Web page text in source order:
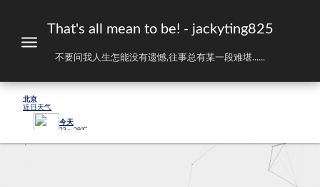
That's all mean to be! - jackyting825
不要问我人生怎能没有遗憾,往事总有某一段难堪......